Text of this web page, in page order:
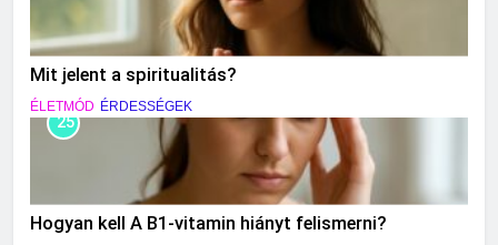
Mit jelent a spiritualitás?
ÉLETMÓD ÉRDESSÉGEK
25
Hogyan kell A B1-vitamin hiányt felismerni?